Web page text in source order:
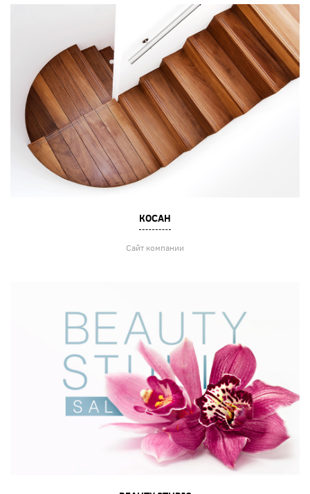
КОСАН
Сайт компании